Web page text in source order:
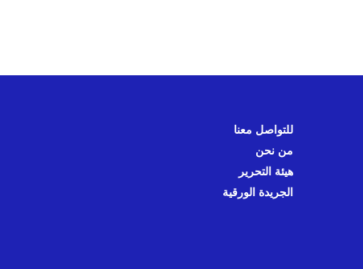
للتواصل معنا
من نحن
هيئة التحرير
الجريدة الورقية